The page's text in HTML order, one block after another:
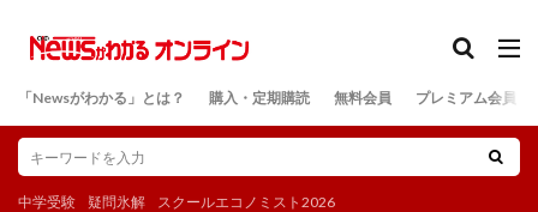
「Newsがわかる」とは？ 購入・定期購読 無料会員 プレミアム会員
中学受験 疑問氷解 スクールエコノミスト2026
検索